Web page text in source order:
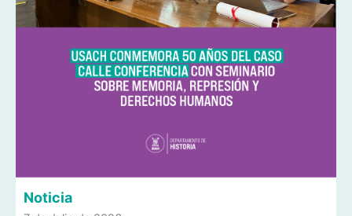
Noticia